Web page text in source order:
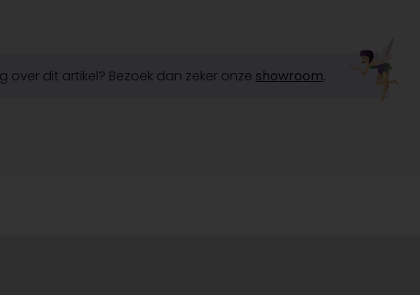
over dit artikel? Bezoek dan zeker onze showroom.